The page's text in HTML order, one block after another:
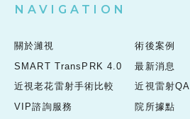
NAVIGATION
關於濰視
SMART TransPRK 4.0
近視老花雷射手術比較
VIP諮詢服務
術後案例
最新消息
近視雷射QA
院所據點